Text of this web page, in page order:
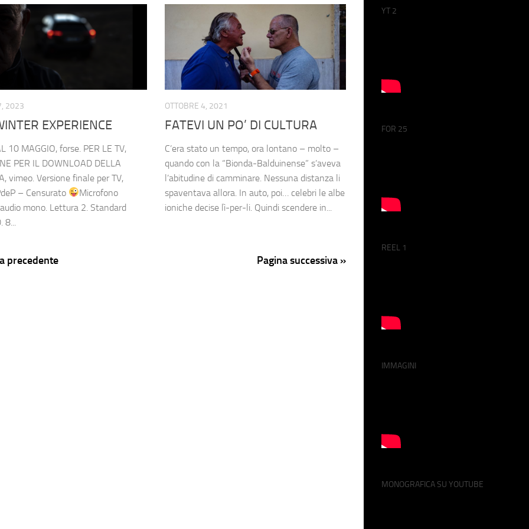
2023
EXPERIENCE
10 MAGGIO, forse. PER LE TV,
PER IL DOWNLOAD DELLA
vimeo. Versione finale per TV,
– Censurato
Microfono
mono. Lettura 2. Standard
OTTOBRE 4, 2021
FATEVI UN PO’ DI CULTURA
C’era stato un tempo, ora lontano – molto –
quando con la “Bionda-Balduinense” s’aveva
l’abitudine di camminare. Nessuna distanza li
spaventava allora. In auto, poi… celebri le albe
ioniche decise lì-per-li. Quindi scendere in...
precedente Pagina successiva »
YT 2
FOR 25
REEL 1
IMMAGINI
MONOGRAFICA SU YOUTUBE